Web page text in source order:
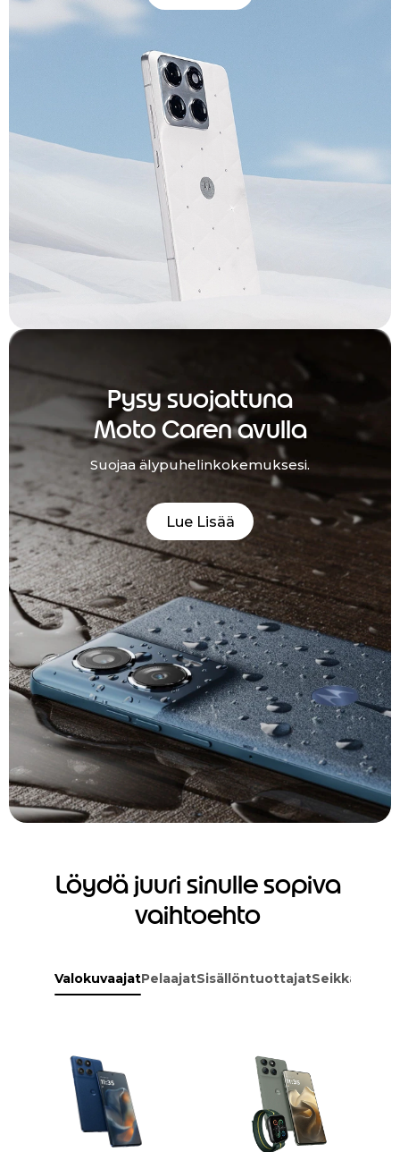
Pysy suojattuna
Moto Caren avulla
Suojaa älypuhelinkokemuksesi.
Lue Lisää
Löydä juuri sinulle sopiva
vaihtoehto
ValokuvaajatPelaajatSisällöntuottajatSeikkailijat